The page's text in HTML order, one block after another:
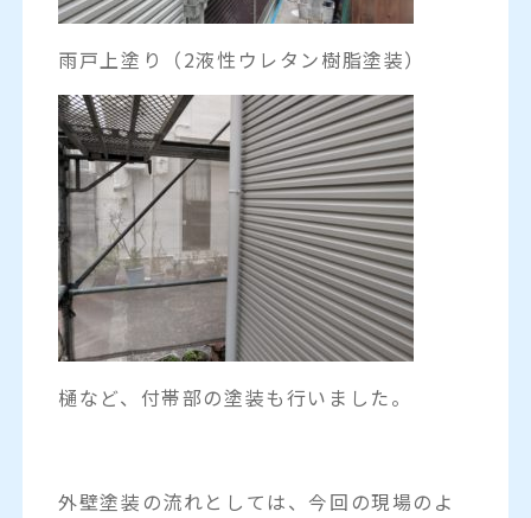
雨戸上塗り（2液性ウレタン樹脂塗装）
樋など、付帯部の塗装も行いました。
外壁塗装の流れとしては、今回の現場のよ